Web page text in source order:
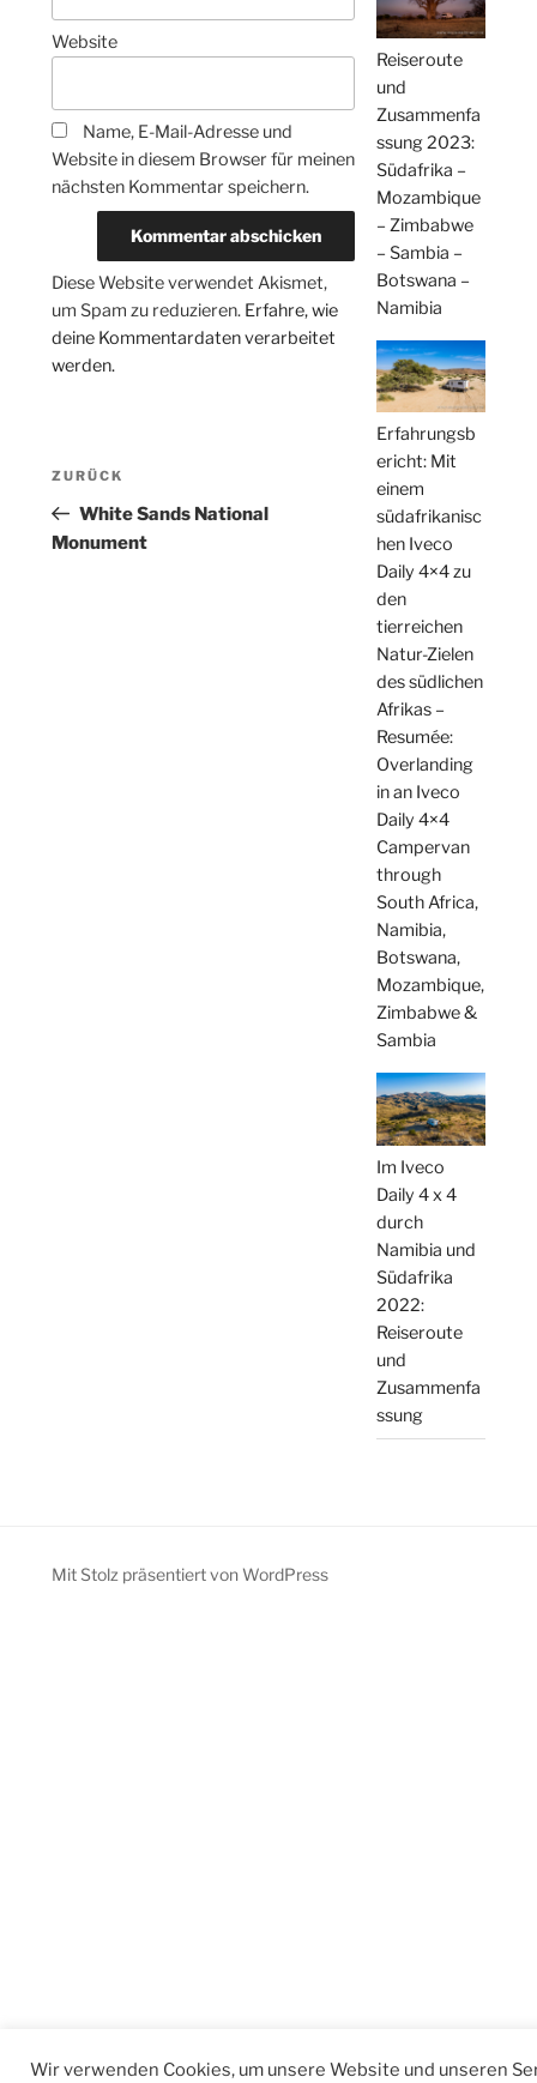
Website
Name, E-Mail-Adresse und
Website in diesem Browser für meinen
nächsten Kommentar speichern.
Diese Website verwendet Akismet,
um Spam zu reduzieren. Erfahre, wie
deine Kommentardaten verarbeitet
werden.
Beitragsnavigation
Vorheriger
Beitrag
ZURÜCK
White Sands National
Monument
Reiseroute
und
Zusammenfa
ssung 2023:
Südafrika –
Mozambique
– Zimbabwe
– Sambia –
Botswana –
Namibia
Erfahrungsb
ericht: Mit
einem
südafrikanisc
hen Iveco
Daily 4×4 zu
den
tierreichen
Natur-Zielen
des südlichen
Afrikas –
Resumée:
Overlanding
in an Iveco
Daily 4×4
Campervan
through
South Africa,
Namibia,
Botswana,
Mozambique,
Zimbabwe &
Sambia
Im Iveco
Daily 4 x 4
durch
Namibia und
Südafrika
2022:
Reiseroute
und
Zusammenfa
ssung
Mit Stolz präsentiert von WordPress
Wir verwenden Cookies, um unsere Website und unseren